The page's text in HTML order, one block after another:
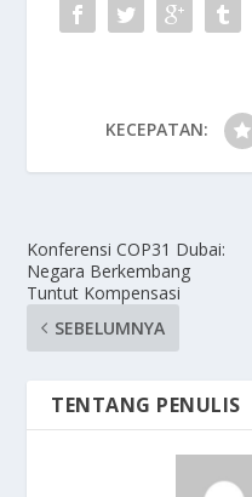
KECEPATAN:
Konferensi COP31 Dubai:
Negara Berkembang
Tuntut Kompensasi
SEBELUMNYA
TENTANG PENULIS